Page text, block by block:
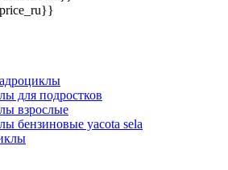
для подростков
взрослые
бензиновые yacota sela